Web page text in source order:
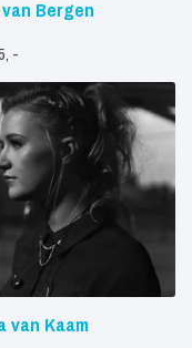
Bergen
-
van Kaam